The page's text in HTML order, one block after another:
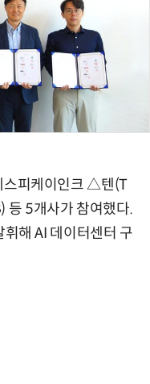
피케이인크 △텐(T
5개사가 참여했다.
해 AI 데이터센터 구